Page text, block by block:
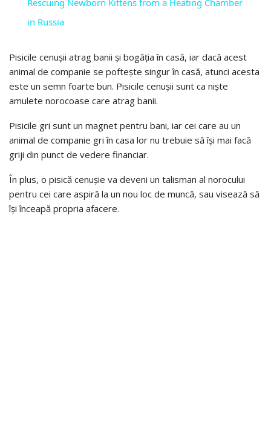
Rescuing Newborn Kittens from a Heating Chamber
in Russia
Pisicile cenușii atrag banii și bogăția în casă, iar dacă acest
animal de companie se poftește singur în casă, atunci acesta
este un semn foarte bun. Pisicile cenușii sunt ca niște
amulete norocoase care atrag banii.
Pisicile gri sunt un magnet pentru bani, iar cei care au un
animal de companie gri în casa lor nu trebuie să își mai facă
griji din punct de vedere financiar.
În plus, o pisică cenușie va deveni un talisman al norocului
pentru cei care aspiră la un nou loc de muncă, sau visează să
își înceapă propria afacere.